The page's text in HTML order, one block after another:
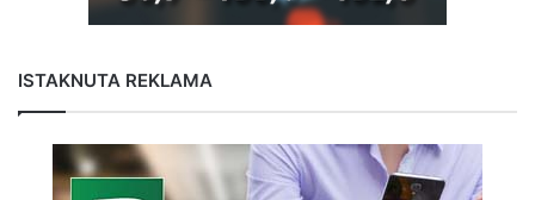
ISTAKNUTA REKLAMA